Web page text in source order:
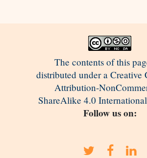
The contents of this
distributed under a Creative
Attribution-
ShareAlike 4.0
Follow us on: